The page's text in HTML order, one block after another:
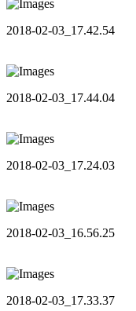
2018-02-03_17.42.54
2018-02-03_17.44.04
2018-02-03_17.24.03
2018-02-03_16.56.25
2018-02-03_17.33.37